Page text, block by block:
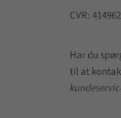
CVR:
Har du
til at